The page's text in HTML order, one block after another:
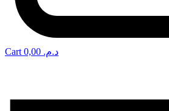
Cart د.م.